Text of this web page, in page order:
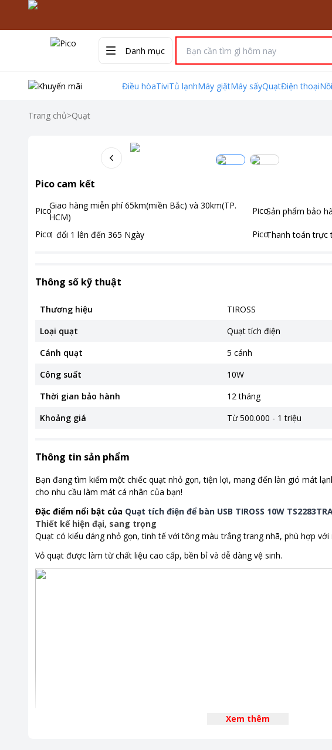
Danh mục
Điều hòaTiviTủ lạnhMáy giặtMáy sấyQuạtĐiện thoại
Trang chủ>Quạt
Pico cam kết
Giao hàng miễn phí 65km(miền Bắc) và 30km(TP.
HCM)
Sản phẩm bảo
1 đổi 1 lên đến 365 Ngày Thanh toán trực
Thông số kỹ thuật
Thương hiệu
TIROSS
Loại quạt
Quạt tích điện
Cánh quạt
5 cánh
Công suất
10W
Thời gian bảo hành
12 tháng
Khoảng giá
Từ 500.000 - 1 triệu
Thông tin sản phẩm
Bạn đang tìm kiếm một chiếc quạt nhỏ gọn, tiện lợi, mang đến làn gió mát
cho nhu cầu làm mát cá nhân của bạn!
Đặc điểm nổi bật của Quạt tích điện để bàn USB TIROSS 10W
Thiết kế hiện đại, sang trọng
Quạt có kiểu dáng nhỏ gọn, tinh tế với tông màu trắng trang nhã, phù hợp với
Vỏ quạt được làm từ chất liệu cao cấp, bền bỉ và dễ dàng vệ sinh.
Xem thêm